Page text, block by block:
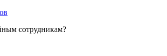
сотрудникам?